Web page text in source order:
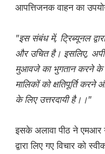
आपत्तिजनक वाहन का
"इस संबंध में, ट्रिब्यूनल
और उचित है। इसलिए,
मुआवजे का भुगतान करने के
मालिकों को क्षतिपूर्ति
के लिए उत्तरदायी है।।"
इसके अलावा पीठ ने एमआर
द्वारा लिए गए विचार को